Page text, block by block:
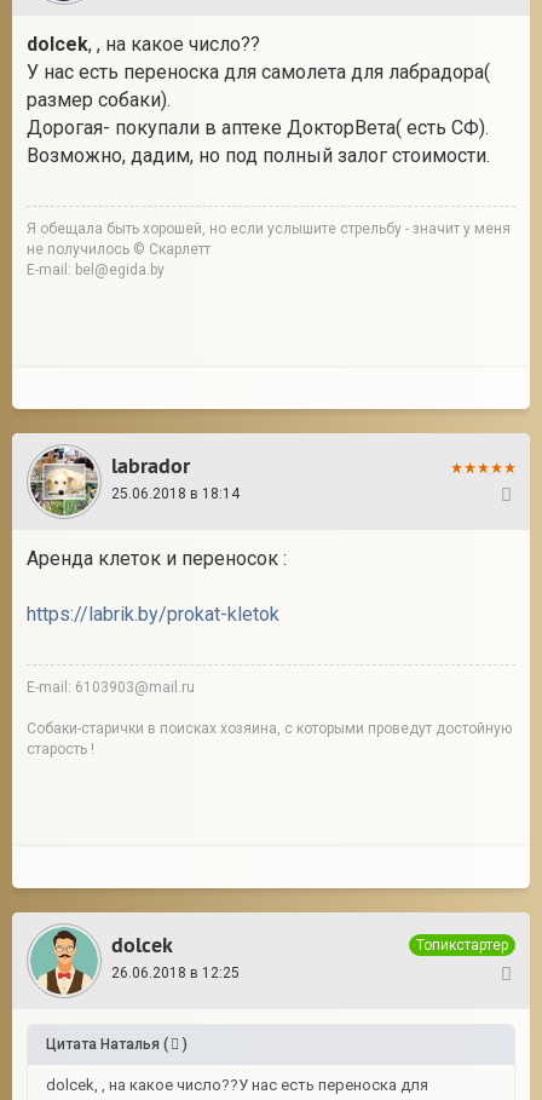
dolcek, , на какое число??
У нас есть переноска для самолета для лабрадора(
размер собаки).
Дорогая- покупали в аптеке ДокторВета( есть СФ).
Возможно, дадим, но под полный залог стоимости.
Я обещала быть хорошей, но если услышите стрельбу - значит у меня
не получилось © Скарлетт
E-mail: bel@egida.by
labrador
25.06.2018 в 18:14
Аренда клеток и переносок :
https://labrik.by/prokat-kletok
E-mail: 6103903@mail.ru
Собаки-старички в поисках хозяина, с которыми проведут достойную
старость !
dolcek
Топикстартер
26.06.2018 в 12:25
Цитата Наталья ( )
dolcek, , на какое число??У нас есть переноска для